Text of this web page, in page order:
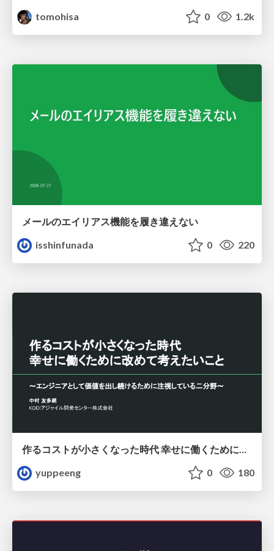
tomohisa
0 1.2k
メールのエイリアス機能を履き違えない
isshinfunada
0 220
作るコストが小さくなった時代 幸せに働くために改めて考えたいこと 〜エンジニアとして価値を出し続けるために注視している二分野〜
yuppeeng
0 180